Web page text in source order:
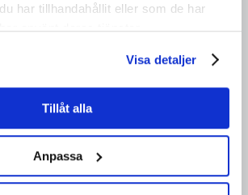
har tillhandahållit eller som de har
använt deras tjänster.
Visa detaljer
Tillåt alla
Anpassa
RFSL ungdom
Kyrkans Unga.
representerar vi över 650
barn och unga.